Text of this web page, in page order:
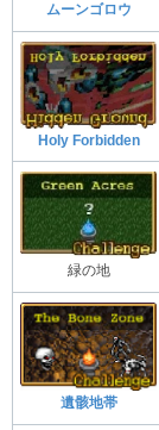
ムーンゴロウ
Holy Forbidden
緑の地
遺骸地帯